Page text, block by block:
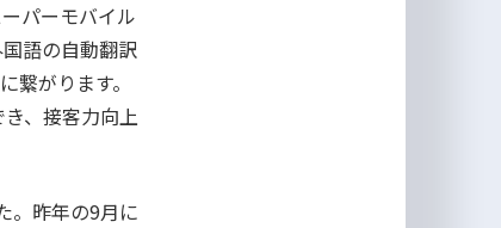
パーモバイル
語の自動翻訳
がります。
、接客力向上
。昨年の9月に